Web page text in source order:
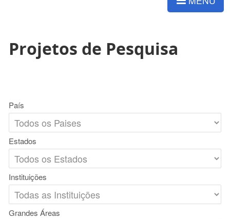
Projetos de Pesquisa
País
Estados
Instituições
Grandes Áreas